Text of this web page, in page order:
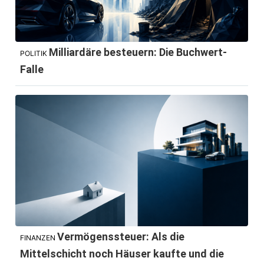
POLITIK Milliardäre besteuern: Die Buchwert-
Falle
FINANZEN Vermögenssteuer: Als die
Mittelschicht noch Häuser kaufte und die